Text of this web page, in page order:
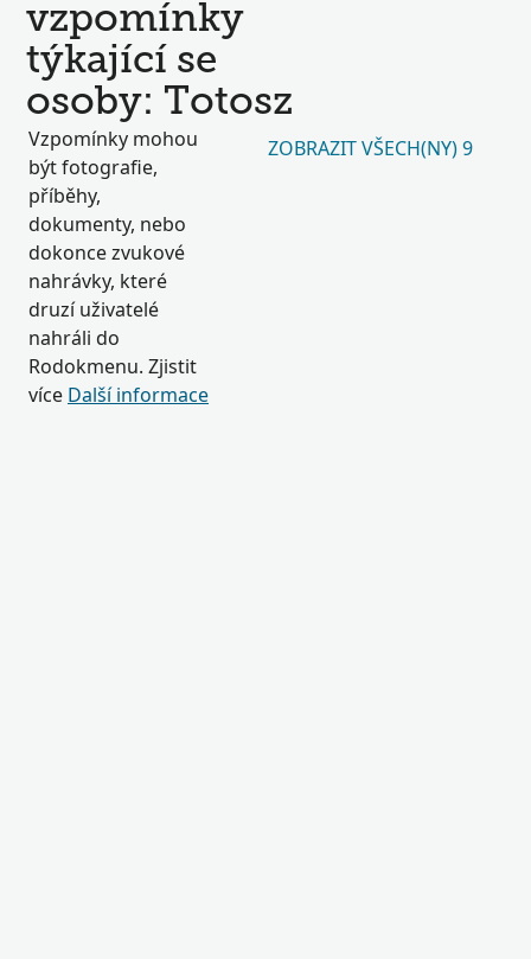
vzpomínky
týkající se
osoby: Totosz
Vzpomínky mohou
být fotografie,
příběhy,
dokumenty, nebo
dokonce zvukové
nahrávky, které
druzí uživatelé
nahráli do
Rodokmenu. Zjistit
více Další informace
ZOBRAZIT VŠECH(NY) 9